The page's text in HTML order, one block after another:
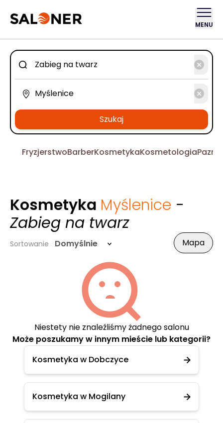
MENU
Szukaj
FryzjerstwoBarberKosmetykaKosmetologia
Kosmetyka Myślenice -
Zabieg na twarz
Sortowanie Domyślnie Mapa
Niestety nie znaleźliśmy żadnego salonu
Może poszukamy w innym mieście lub kategorii?
Kosmetyka w Dobczyce
Kosmetyka w Mogilany